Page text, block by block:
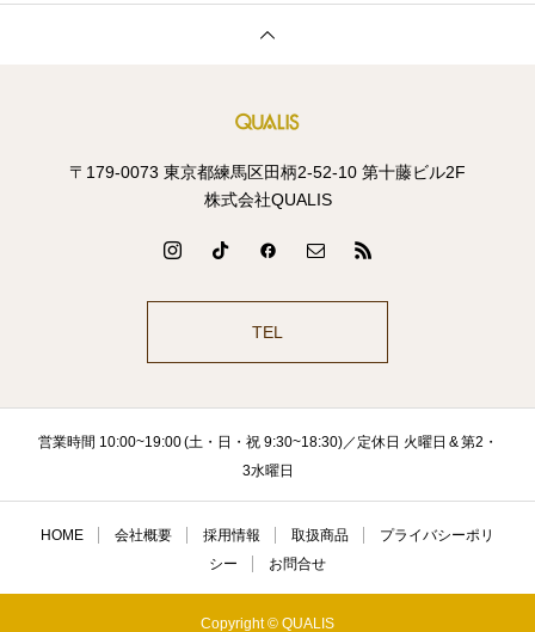
〒179-0073 東京都練馬区田柄2-52-10 第十藤ビル2F
株式会社QUALIS
TEL
営業時間 10:00~19:00 (土・日・祝 9:30~18:30)／定休日 火曜日 & 第2・
3水曜日
HOME 会社概要 採用情報 取扱商品
プライバシーポリ
シー
お問合せ
Copyright © QUALIS